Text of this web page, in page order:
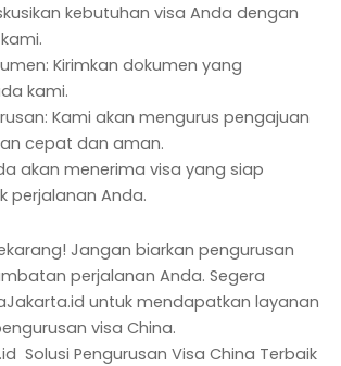
kebutuhan visa Anda dengan
Kirimkan dokumen yang
kami.
Kami akan mengurus pengajuan
cepat dan aman.
akan menerima visa yang siap
perjalanan Anda.
Jangan biarkan pengurusan
perjalanan Anda. Segera
untuk mendapatkan layanan
visa China.
Solusi Pengurusan Visa China Terbaik